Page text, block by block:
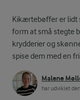
Kikærtebøffer er lidt
form at små stegte
krydderier og
spise dem med en
Malene
har udviklet